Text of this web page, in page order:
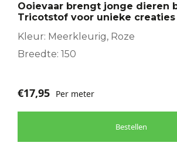
Ooievaar brengt jonge dieren
Tricotstof voor unieke creaties
Kleur: Meerkleurig, Roze
Breedte: 150
€17,95 Per meter
Bestellen